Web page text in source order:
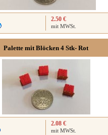
2.50 €
mit MWSt.
Palette mit Blöcken 4 Stk- Rot
2.08 €
mit MWSt.